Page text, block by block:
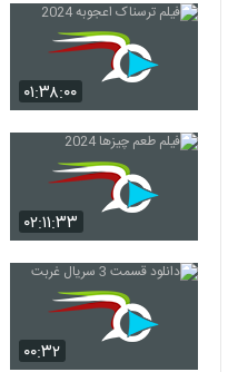
۰۱:۳۸:۰۰
۰۲:۱۱:۳۳
۰۰:۳۲